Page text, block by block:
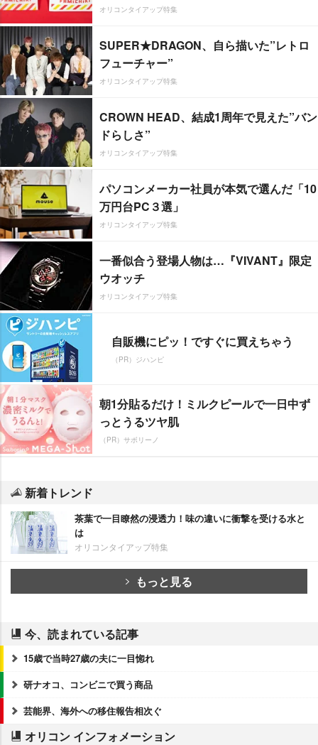
オリコンタイアップ特集
SUPER★DRAGON、自ら描いた”レトロ
フューチャー”
オリコンタイアップ特集
CROWN HEAD、結成1周年で見えた”バン
ドらしさ”
オリコンタイアップ特集
パソコンメーカー社員が本気で選んだ「10
万円台PC３選」
オリコンタイアップ特集
一番似合う登場人物は…『VIVANT』限定
ウオッチ
オリコンタイアップ特集
自販機にピッ！ですぐに買えちゃう
（PR）ジハンピ
朝1分貼るだけ！ミルクピールで一日中ず
っとうるツヤ肌
（PR）サボリーノ
新着トレンド
茶葉で一目瞭然の浸透力！味の違いに衝撃を受ける水と
は
オリコンタイアップ特集
もっと見る
今、読まれている記事
15歳で当時27歳の夫に一目惚れ
研ナオコ、コンビニで買う商品
芸能界、海外への移住報告相次ぐ
オリコン インフォメーション